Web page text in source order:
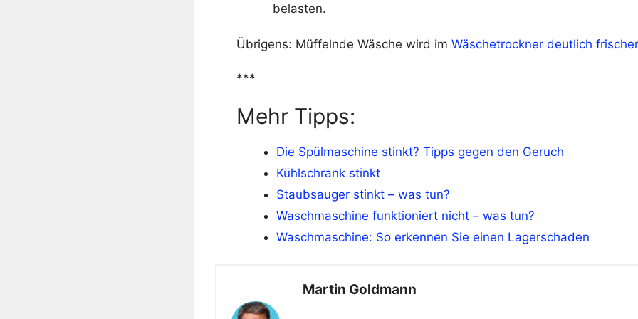
belasten.
Übrigens: Müffelnde Wäsche wird im Wäschetrockner deutlich frischer
***
Mehr Tipps:
Die Spülmaschine stinkt? Tipps gegen den Geruch
Kühlschrank stinkt
Staubsauger stinkt – was tun?
Waschmaschine funktioniert nicht – was tun?
Waschmaschine: So erkennen Sie einen Lagerschaden
Martin Goldmann